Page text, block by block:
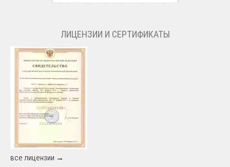
ЛИЦЕНЗИИ И СЕРТИФИКАТЫ
все лицензии →